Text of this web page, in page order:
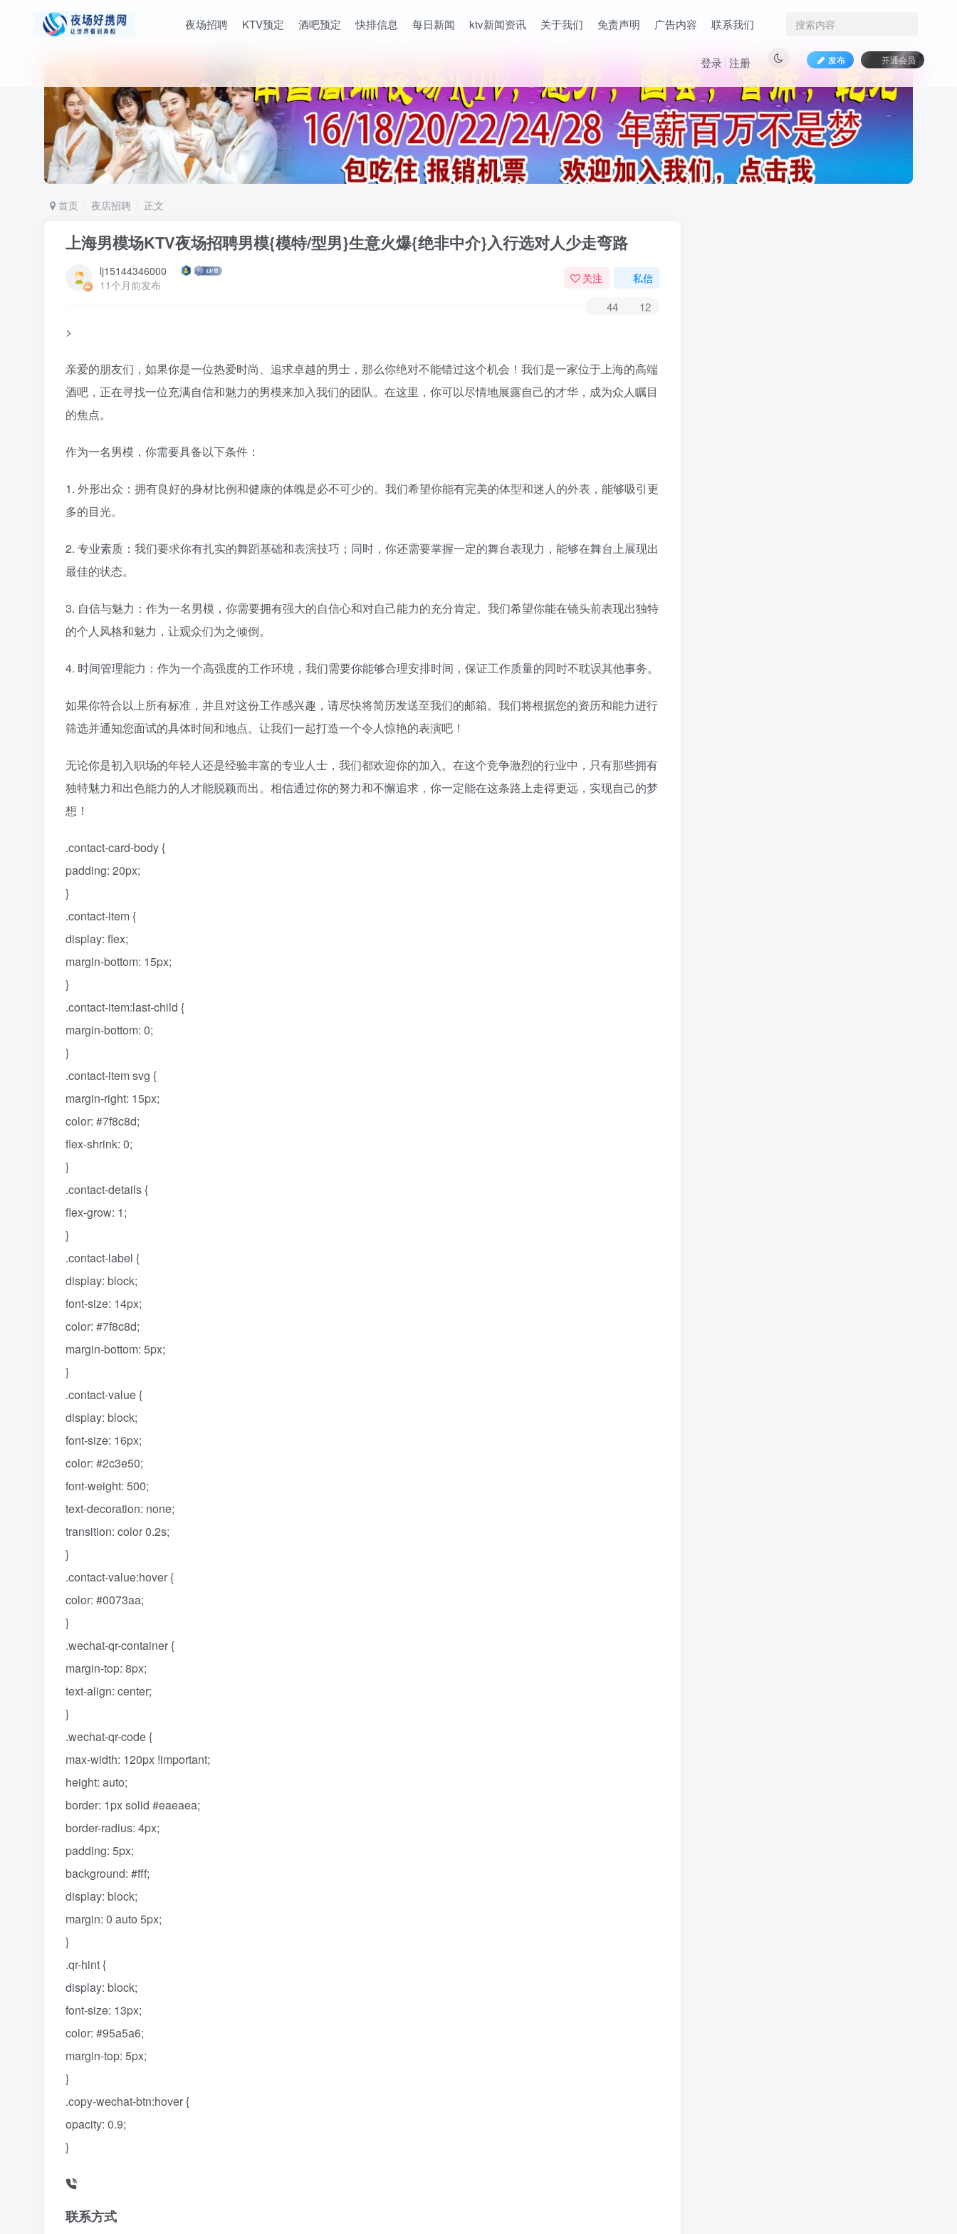
夜场招聘 KTV预定 酒吧预定 快排信息 每日新闻 ktv新闻资讯 关于我们 免责声明 广告内容 联系我们
发布 开通会员
登录 注册
首页 夜店招聘 正文
上海男模场KTV夜场招聘男模{模特/型男}生意火爆{绝非中介}入行选对人少走弯路
lj15144346000
11个月前发布
关注 私信
44 12
>
亲爱的朋友们，如果你是一位热爱时尚、追求卓越的男士，那么你绝对不能错过这个机会！我们是一家位于上海的高端
酒吧，正在寻找一位充满自信和魅力的男模来加入我们的团队。在这里，你可以尽情地展露自己的才华，成为众人瞩目
的焦点。
作为一名男模，你需要具备以下条件：
1. 外形出众：拥有良好的身材比例和健康的体魄是必不可少的。我们希望你能有完美的体型和迷人的外表，能够吸引更
多的目光。
2. 专业素质：我们要求你有扎实的舞蹈基础和表演技巧；同时，你还需要掌握一定的舞台表现力，能够在舞台上展现出
最佳的状态。
3. 自信与魅力：作为一名男模，你需要拥有强大的自信心和对自己能力的充分肯定。我们希望你能在镜头前表现出独特
的个人风格和魅力，让观众们为之倾倒。
4. 时间管理能力：作为一个高强度的工作环境，我们需要你能够合理安排时间，保证工作质量的同时不耽误其他事务。
如果你符合以上所有标准，并且对这份工作感兴趣，请尽快将简历发送至我们的邮箱。我们将根据您的资历和能力进行
筛选并通知您面试的具体时间和地点。让我们一起打造一个令人惊艳的表演吧！
无论你是初入职场的年轻人还是经验丰富的专业人士，我们都欢迎你的加入。在这个竞争激烈的行业中，只有那些拥有
独特魅力和出色能力的人才能脱颖而出。相信通过你的努力和不懈追求，你一定能在这条路上走得更远，实现自己的梦
想！
.contact-card-body {
padding: 20px;
}
.contact-item {
display: flex;
margin-bottom: 15px;
}
.contact-item:last-child {
margin-bottom: 0;
}
.contact-item svg {
margin-right: 15px;
color: #7f8c8d;
flex-shrink: 0;
}
.contact-details {
flex-grow: 1;
}
.contact-label {
display: block;
font-size: 14px;
color: #7f8c8d;
margin-bottom: 5px;
}
.contact-value {
display: block;
font-size: 16px;
color: #2c3e50;
font-weight: 500;
text-decoration: none;
transition: color 0.2s;
}
.contact-value:hover {
color: #0073aa;
}
.wechat-qr-container {
margin-top: 8px;
text-align: center;
}
.wechat-qr-code {
max-width: 120px !important;
height: auto;
border: 1px solid #eaeaea;
border-radius: 4px;
padding: 5px;
background: #fff;
display: block;
margin: 0 auto 5px;
}
.qr-hint {
display: block;
font-size: 13px;
color: #95a5a6;
margin-top: 5px;
}
.copy-wechat-btn:hover {
opacity: 0.9;
}
联系方式